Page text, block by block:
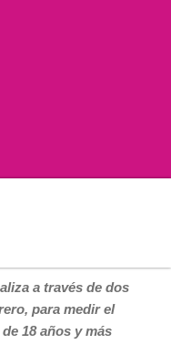
a través de dos
para medir el
18 años y más